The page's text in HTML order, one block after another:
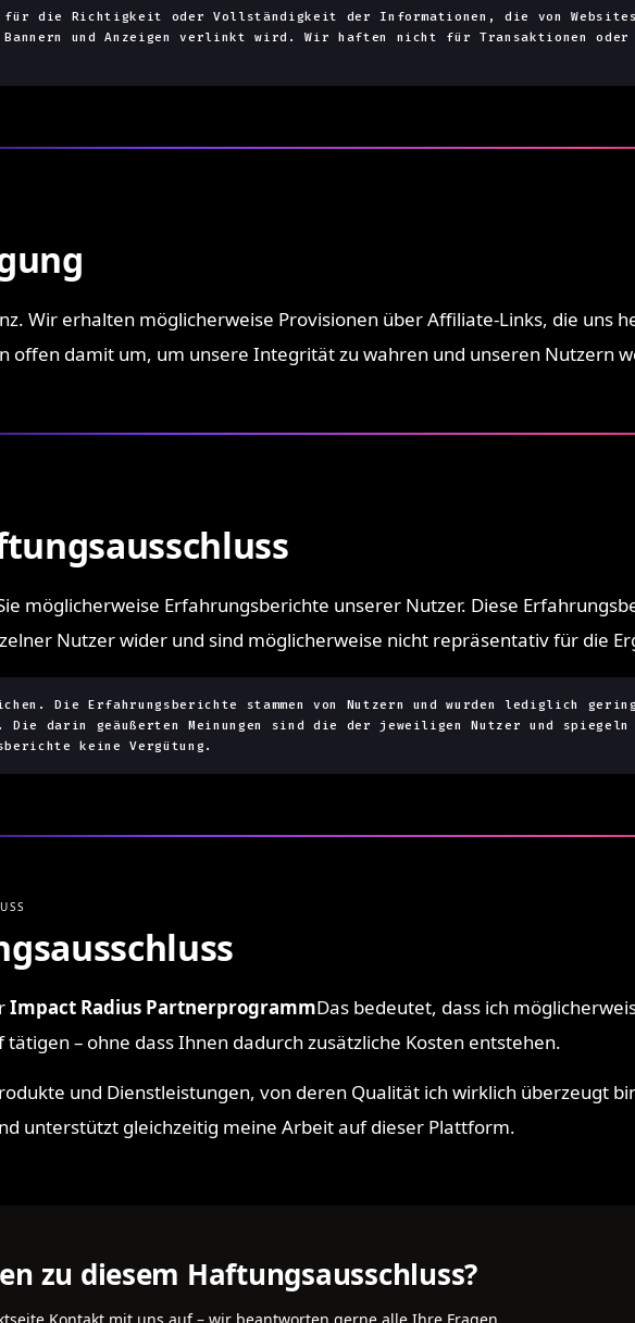
für die Richtigkeit oder Vollständigkeit der Informationen, die von
und Anzeigen verlinkt wird. Wir haften nicht für Transaktionen oder
Wir erhalten möglicherweise Provisionen über Affiliate-Links, die uns
offen damit um, um unsere Integrität zu wahren und unseren Nutzern
möglicherweise Erfahrungsberichte unserer Nutzer. Diese
Nutzer wider und sind möglicherweise nicht repräsentativ für die
Die Erfahrungsberichte stammen von Nutzern und wurden lediglich
darin geäußerten Meinungen sind die der jeweiligen Nutzer und
keine Vergütung.
Impact Radius PartnerprogrammDas bedeutet, dass ich
– ohne dass Ihnen dadurch zusätzliche Kosten entstehen.
und Dienstleistungen, von deren Qualität ich wirklich überzeugt
unterstützt gleichzeitig meine Arbeit auf dieser Plattform.
zu diesem Haftungsausschluss?